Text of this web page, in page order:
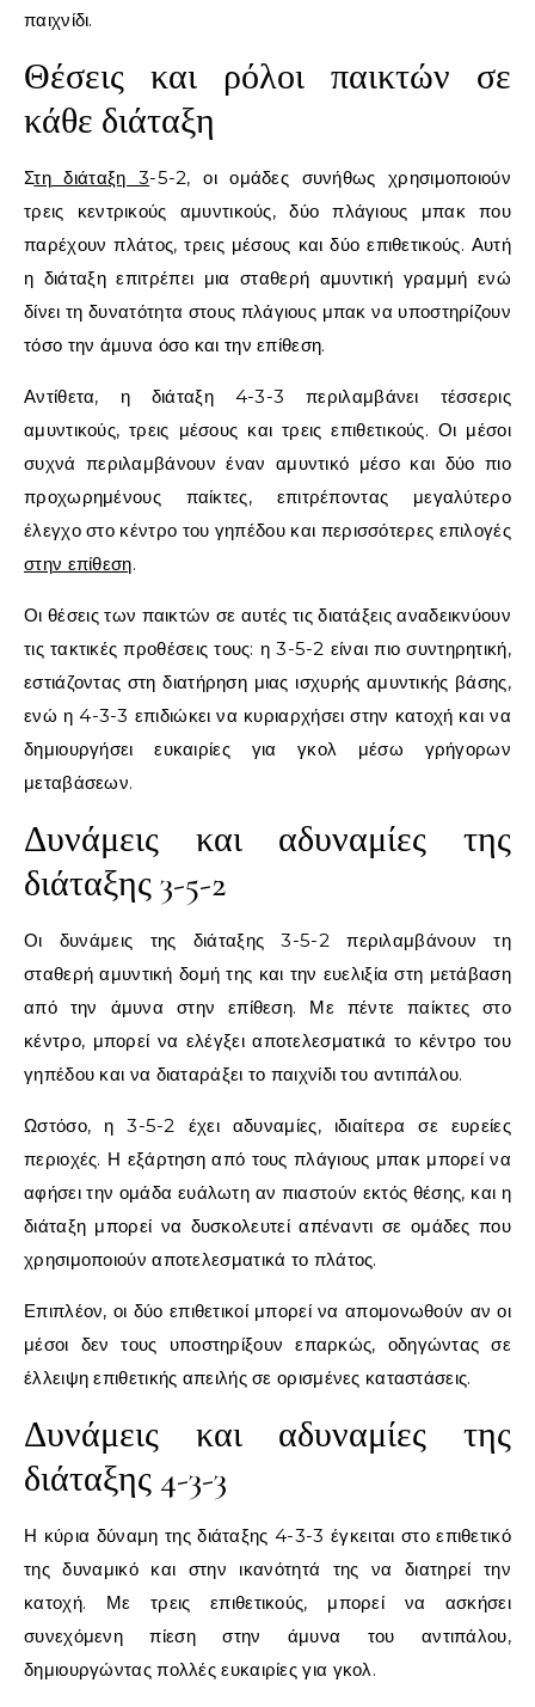
παιχνίδι.
Θέσεις και ρόλοι παικτών σε
κάθε διάταξη
Στη διάταξη 3-5-2, οι ομάδες συνήθως χρησιμοποιούν
τρεις κεντρικούς αμυντικούς, δύο πλάγιους μπακ που
παρέχουν πλάτος, τρεις μέσους και δύο επιθετικούς. Αυτή
η διάταξη επιτρέπει μια σταθερή αμυντική γραμμή ενώ
δίνει τη δυνατότητα στους πλάγιους μπακ να υποστηρίζουν
τόσο την άμυνα όσο και την επίθεση.
Αντίθετα, η διάταξη 4-3-3 περιλαμβάνει τέσσερις
αμυντικούς, τρεις μέσους και τρεις επιθετικούς. Οι μέσοι
συχνά περιλαμβάνουν έναν αμυντικό μέσο και δύο πιο
προχωρημένους παίκτες, επιτρέποντας μεγαλύτερο
έλεγχο στο κέντρο του γηπέδου και περισσότερες επιλογές
στην επίθεση.
Οι θέσεις των παικτών σε αυτές τις διατάξεις αναδεικνύουν
τις τακτικές προθέσεις τους: η 3-5-2 είναι πιο συντηρητική,
εστιάζοντας στη διατήρηση μιας ισχυρής αμυντικής βάσης,
ενώ η 4-3-3 επιδιώκει να κυριαρχήσει στην κατοχή και να
δημιουργήσει ευκαιρίες για γκολ μέσω γρήγορων
μεταβάσεων.
Δυνάμεις και αδυναμίες της
διάταξης 3-5-2
Οι δυνάμεις της διάταξης 3-5-2 περιλαμβάνουν τη
σταθερή αμυντική δομή της και την ευελιξία στη μετάβαση
από την άμυνα στην επίθεση. Με πέντε παίκτες στο
κέντρο, μπορεί να ελέγξει αποτελεσματικά το κέντρο του
γηπέδου και να διαταράξει το παιχνίδι του αντιπάλου.
Ωστόσο, η 3-5-2 έχει αδυναμίες, ιδιαίτερα σε ευρείες
περιοχές. Η εξάρτηση από τους πλάγιους μπακ μπορεί να
αφήσει την ομάδα ευάλωτη αν πιαστούν εκτός θέσης, και η
διάταξη μπορεί να δυσκολευτεί απέναντι σε ομάδες που
χρησιμοποιούν αποτελεσματικά το πλάτος.
Επιπλέον, οι δύο επιθετικοί μπορεί να απομονωθούν αν οι
μέσοι δεν τους υποστηρίξουν επαρκώς, οδηγώντας σε
έλλειψη επιθετικής απειλής σε ορισμένες καταστάσεις.
Δυνάμεις και αδυναμίες της
διάταξης 4-3-3
Η κύρια δύναμη της διάταξης 4-3-3 έγκειται στο επιθετικό
της δυναμικό και στην ικανότητά της να διατηρεί την
κατοχή. Με τρεις επιθετικούς, μπορεί να ασκήσει
συνεχόμενη πίεση στην άμυνα του αντιπάλου,
δημιουργώντας πολλές ευκαιρίες για γκολ.